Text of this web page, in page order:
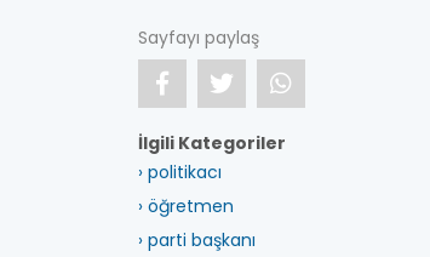
Sayfayı paylaş
İlgili Kategoriler
› politikacı
› öğretmen
› parti başkanı